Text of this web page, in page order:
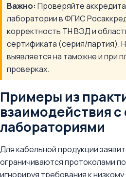
Важно: Проверяйте
лаборатории в ФГИС
корректность ТН ВЭД и
сертификата (серия/партия).
выявляется на таможне и при
проверках.
Примеры из
взаимодействия
лабораториями
Для кабельной продукции
ограничиваются протоколами
игнорируя требования к